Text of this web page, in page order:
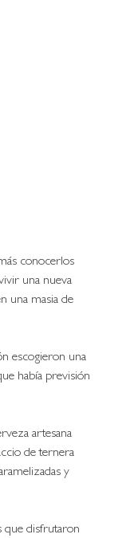
conocerlos
una nueva
una masia de
escogieron una
había previsión
artesana
de ternera
y
que disfrutaron